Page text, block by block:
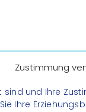
Zustimmung
sind und Ihre
Ihre
FOLGE